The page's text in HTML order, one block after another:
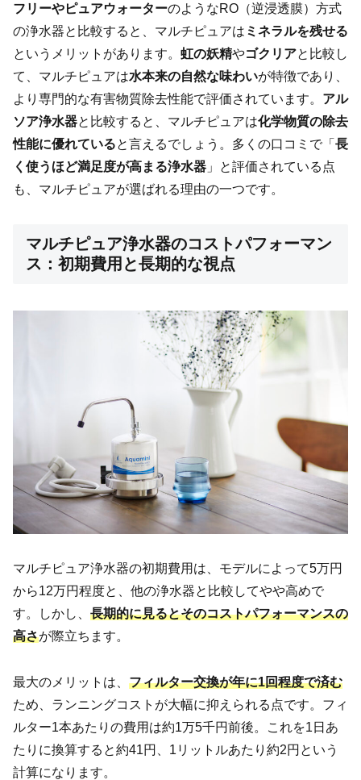
フリーやピュアウォーターのようなRO（逆浸透膜）方式
の浄水器と比較すると、マルチピュアは ミネラルを残せる
というメリットがあります。 虹の妖精やゴクリアと比較し
て、マルチピュアは水本来の自然な味わいが特徴であり、
より専門的な有害物質除去性能で評価されています。 アル
ソア浄水器と比較すると、マルチピュアは化学物質の除去
性能に優れていると言えるでしょう。多くの口コミで「 長
く使うほど満足度が高まる浄水器 」と評価されている点
も、マルチピュアが選ばれる理由の一つです。
マルチピュア浄水器のコストパフォーマン
ス：初期費用と長期的な視点
マルチピュア浄水器の初期費用は、モデルによって5万円
から12万円程度と、他の浄水器と比較してやや高めで
す。しかし、 長期的に見るとそのコストパフォーマンスの
高さが際立ちます。
最大のメリットは、 フィルター交換が年に1回程度で済む
ため、ランニングコストが大幅に抑えられる点です。フィ
ルター1本あたりの費用は約1万5千円前後。これを1日あ
たりに換算すると約41円、1リットルあたり約2円という
計算になります。